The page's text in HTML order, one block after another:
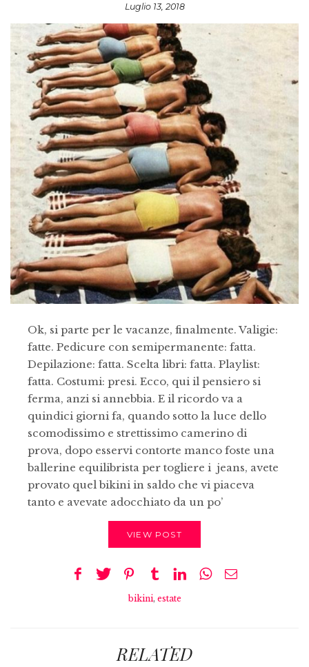
Luglio 13, 2018
Ok, si parte per le vacanze, finalmente. Valigie:
fatte. Pedicure con semipermanente: fatta.
Depilazione: fatta. Scelta libri: fatta. Playlist:
fatta. Costumi: presi. Ecco, qui il pensiero si
ferma, anzi si annebbia. E il ricordo va a
quindici giorni fa, quando sotto la luce dello
scomodissimo e strettissimo camerino di
prova, dopo esservi contorte manco foste una
ballerine equilibrista per togliere i jeans, avete
provato quel bikini in saldo che vi piaceva
tanto e avevate adocchiato da un po’
VIEW POST
bikini, estate
RELATED